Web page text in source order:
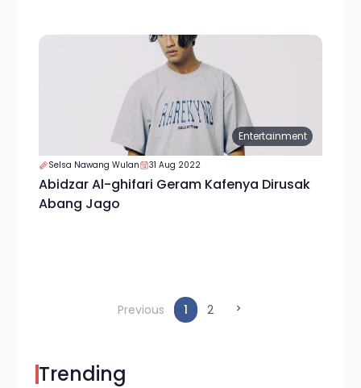
Entertainment
Selsa Nawang Wulan 31 Aug 2022
Abidzar Al-ghifari Geram Kafenya Dirusak
Abang Jago
Previous 1(current)
2
Trending